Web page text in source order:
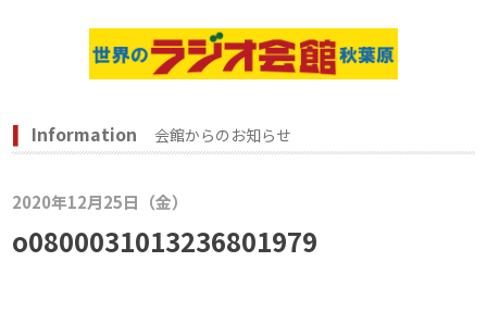
Information 会館からのお知らせ
2020年12月25日（金）
o0800031013236801979